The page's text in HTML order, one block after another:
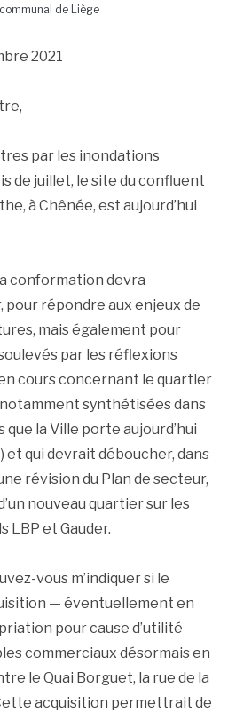
de Liège
2021
par les inondations
de juillet, le site du confluent
à Chênée, est aujourd’hui
conformation devra
répondre aux enjeux de
mais également pour
par les réflexions
cours concernant le quartier
synthétisées dans
la Ville porte aujourd’hui
et qui devrait déboucher, dans
révision du Plan de secteur,
nouveau quartier sur les
LBP et Gauder.
vous m’indiquer si le
— éventuellement en
pour cause d’utilité
commerciaux désormais en
le Quai Borguet, la rue de la
acquisition permettrait de